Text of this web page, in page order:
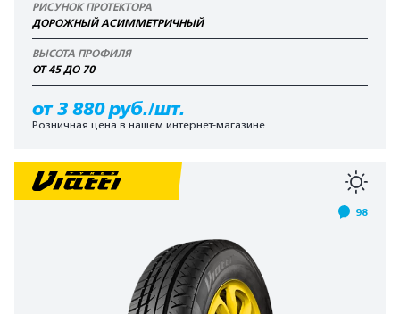
РИСУНОК ПРОТЕКТОРА
ДОРОЖНЫЙ АСИММЕТРИЧНЫЙ
ВЫСОТА ПРОФИЛЯ
ОТ 45 ДО 70
от 3 880 руб./шт.
Розничная цена в нашем интернет-магазине
98